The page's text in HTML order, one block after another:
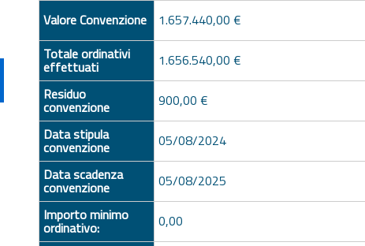
Valore Convenzione
1.657.440,00 €
Totale ordinativi
effettuati
1.656.540,00 €
Residuo
convenzione
900,00 €
Data stipula
convenzione
05/08/2024
Data scadenza
convenzione
05/08/2025
Importo minimo
ordinativo: 0,00